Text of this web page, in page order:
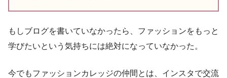
もしブログを書いていなかったら、ファッションをもっと
学びたいという気持ちには絶対になっていなかった。
今でもファッションカレッジの仲間とは、インスタで交流